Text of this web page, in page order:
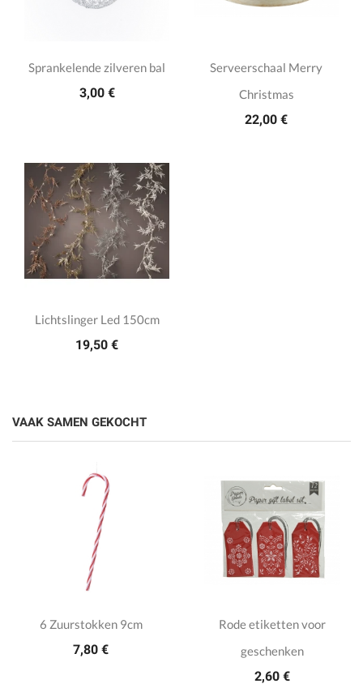
Sprankelende zilveren bal
3,00 €
Serveerschaal Merry
Christmas
22,00 €
Lichtslinger Led 150cm
19,50 €
VAAK SAMEN GEKOCHT
6 Zuurstokken 9cm
7,80 €
Rode etiketten voor
geschenken
2,60 €